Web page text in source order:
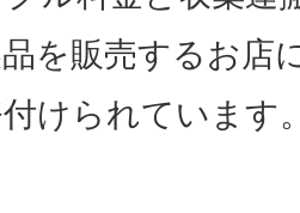
品を販売するお店
けられています